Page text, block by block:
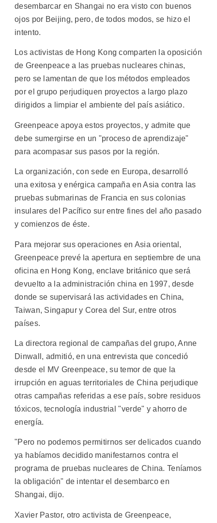
desembarcar en Shangai no era visto con buenos
ojos por Beijing, pero, de todos modos, se hizo el
intento.
Los activistas de Hong Kong comparten la oposición
de Greenpeace a las pruebas nucleares chinas,
pero se lamentan de que los métodos empleados
por el grupo perjudiquen proyectos a largo plazo
dirigidos a limpiar el ambiente del país asiático.
Greenpeace apoya estos proyectos, y admite que
debe sumergirse en un "proceso de aprendizaje"
para acompasar sus pasos por la región.
La organización, con sede en Europa, desarrolló
una exitosa y enérgica campaña en Asia contra las
pruebas submarinas de Francia en sus colonias
insulares del Pacífico sur entre fines del año pasado
y comienzos de éste.
Para mejorar sus operaciones en Asia oriental,
Greenpeace prevé la apertura en septiembre de una
oficina en Hong Kong, enclave británico que será
devuelto a la administración china en 1997, desde
donde se supervisará las actividades en China,
Taiwan, Singapur y Corea del Sur, entre otros
países.
La directora regional de campañas del grupo, Anne
Dinwall, admitió, en una entrevista que concedió
desde el MV Greenpeace, su temor de que la
irrupción en aguas territoriales de China perjudique
otras campañas referidas a ese país, sobre residuos
tóxicos, tecnología industrial "verde" y ahorro de
energía.
"Pero no podemos permitirnos ser delicados cuando
ya habíamos decidido manifestarnos contra el
programa de pruebas nucleares de China. Teníamos
la obligación" de intentar el desembarco en
Shangai, dijo.
Xavier Pastor, otro activista de Greenpeace,